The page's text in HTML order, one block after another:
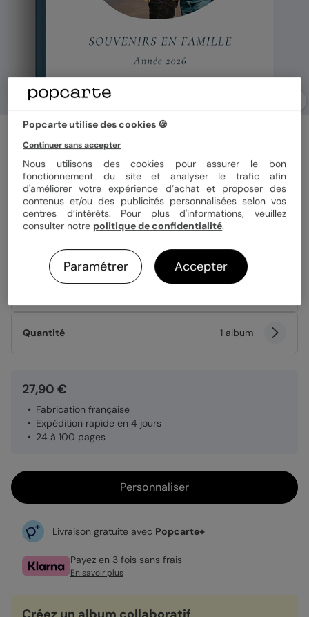
Album photo famille
Forme rond
Format Carré 21x21 cm
Couverture Rigide
Quantité 1 album
27,90 €
Fabrication française
Expédition rapide en 4 jours
24 à 100 pages
Personnaliser
Livraison gratuite avec Popcarte+
Payez en 3 fois sans frais
En savoir plus
Popcarte utilise des cookies 🍪
Continuer sans accepter
Nous utilisons des cookies pour assurer le bon
fonctionnement du site et analyser le trafic afin
d'améliorer votre expérience d’achat et proposer des
contenus et/ou des publicités personnalisées selon vos
centres d’intérêts. Pour plus d'informations, veuillez
consulter notre politique de confidentialité.
Paramétrer Accepter